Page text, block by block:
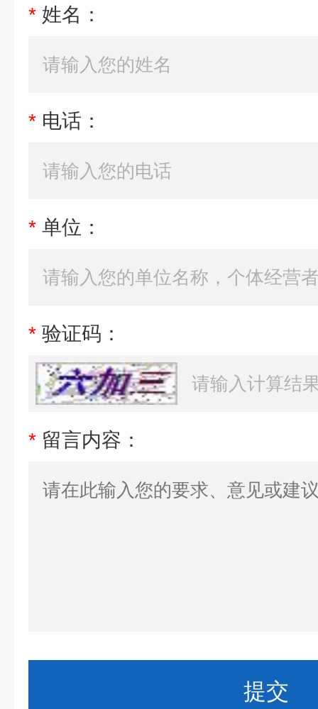
* 姓名：
* 电话：
* 单位：
* 验证码：
* 留言内容：